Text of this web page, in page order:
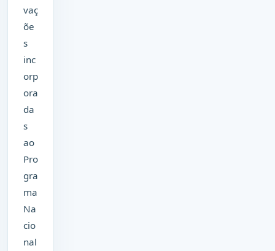
vaç
õe
s
inc
orp
ora
da
s
ao
Pro
gra
ma
Na
cio
nal